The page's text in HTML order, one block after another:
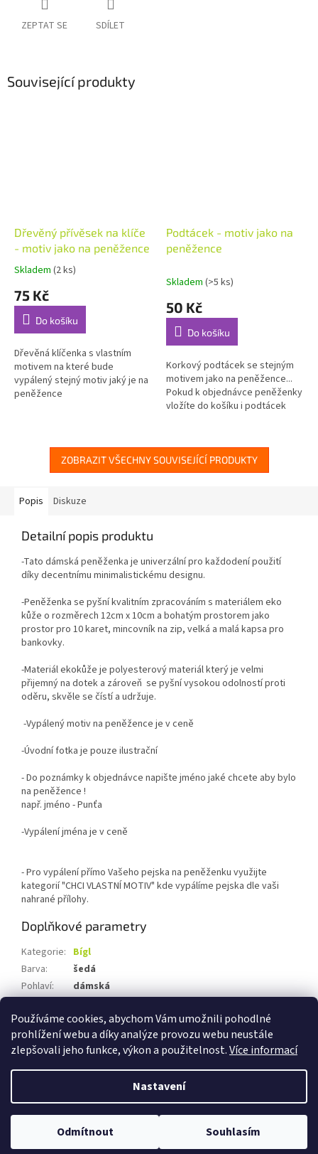
Používáme cookies, abychom Vám umožnili pohodlné
prohlížení webu a díky analýze provozu webu neustále
zlepšovali jeho funkce, výkon a použitelnost.Více informací
Nastavení
Odmítnout Souhlasím
ZEPTAT SE SDÍLET
Související produkty
Dřevěný přívěsek na klíče
- motiv jako na peněžence
Průměrné
produktu
5,0
5
hvězdiček.
Skladem (2 ks)
75 Kč
Do košíku
Dřevěná klíčenka s vlastním
motivem na které bude
vypálený stejný motiv jaký je na
peněžence
Podtácek - motiv jako na
peněžence
Skladem (>5 ks)
50 Kč
Do košíku
Korkový podtácek se stejným
motivem jako na peněžence...
Pokud k objednávce peněženky
vložíte do košíku i podtácek
peněžence....
ZOBRAZIT VŠECHNY SOUVISEJÍCÍ PRODUKTY
Popis Diskuze
Detailní popis produktu
-Tato dámská peněženka je univerzální pro každodení použití
díky decentnímu minimalistickému designu.
-Peněženka se pyšní kvalitním zpracováním s materiálem eko
kůže o rozměrech 12cm x 10cm a bohatým prostorem jako
prostor pro 10 karet, mincovník na zip, velká a malá kapsa pro
bankovky.
-Materiál ekokůže je polyesterový materiál který je velmi
přijemný na dotek a zároveň se pyšní vysokou odolností proti
oděru, skvěle se čístí a udržuje.
-Vypálený motiv na peněžence je v ceně
-Úvodní fotka je pouze ilustrační
- Do poznámky k objednávce napište jméno jaké chcete aby bylo
na peněžence !
např. jméno - Punťa
-Vypálení jména je v ceně
- Pro vypálení přímo Vašeho pejska na peněženku využijte
kategorií "CHCI VLASTNÍ MOTIV" kde vypálíme pejska dle vaši
nahrané přílohy.
Doplňkové parametry
Kategorie: Bígl
Barva:
šedá
Pohlaví:
dámská
Materiál: PU - Eko kůže
Vytvořil Shoptet
Copyright 2026MEGUSTA . Všechna práva vyhrazena.